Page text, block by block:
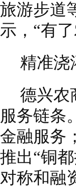
旅游步道
示，“有
精准浇
德兴农
服务链条
金融服务
推出“铜
对称和融